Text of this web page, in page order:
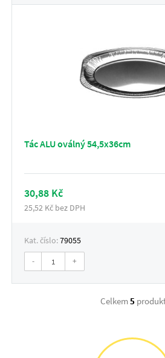
Tác ALU oválný 54,5x36cm
30,88 Kč
25,52 Kč bez DPH
Kat. číslo:79055
- +
Celkem5